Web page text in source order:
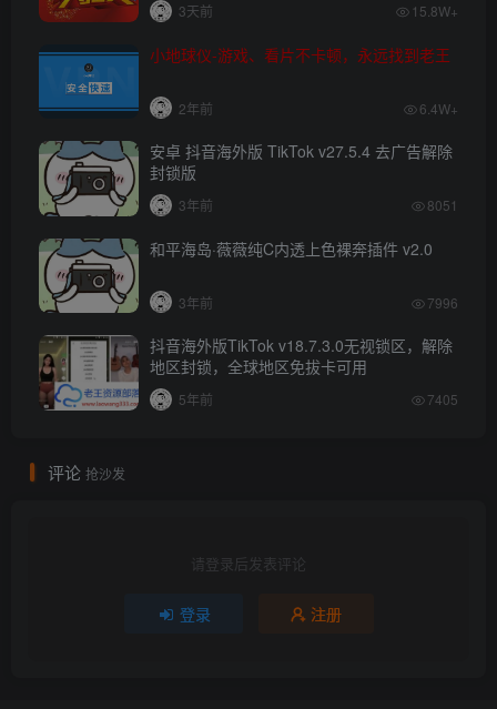
3天前 15.8W+
小地球仪-游戏、看片不卡顿，永远找到老王
2年前 6.4W+
安卓 抖音海外版 TikTok v27.5.4 去广告解除
封锁版
3年前 8051
和平海岛·薇薇纯C内透上色裸奔插件 v2.0
3年前 7996
抖音海外版TikTok v18.7.3.0无视锁区，解除
地区封锁，全球地区免拔卡可用
5年前 7405
评论 抢沙发
请登录后发表评论
登录 注册